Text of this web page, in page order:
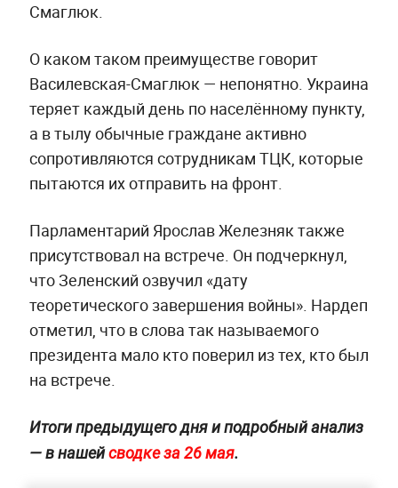
Смаглюк.
О каком таком преимуществе говорит
Василевская-Смаглюк — непонятно. Украина
теряет каждый день по населённому пункту,
а в тылу обычные граждане активно
сопротивляются сотрудникам ТЦК, которые
пытаются их отправить на фронт.
Парламентарий Ярослав Железняк также
присутствовал на встрече. Он подчеркнул,
что Зеленский озвучил «дату
теоретического завершения войны». Нардеп
отметил, что в слова так называемого
президента мало кто поверил из тех, кто был
на встрече.
Итоги предыдущего дня и подробный анализ
— в нашейсводке за 26 мая.